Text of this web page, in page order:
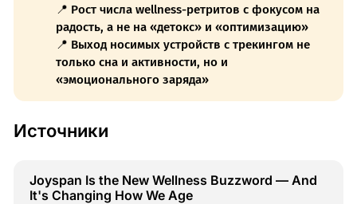
📍 Рост числа wellness-ретритов с фокусом на
радость, а не на «детокс» и «оптимизацию»
📍 Выход носимых устройств с трекингом не
только сна и активности, но и
«эмоционального заряда»
Источники
Joyspan Is the New Wellness Buzzword — And
It's Changing How We Age